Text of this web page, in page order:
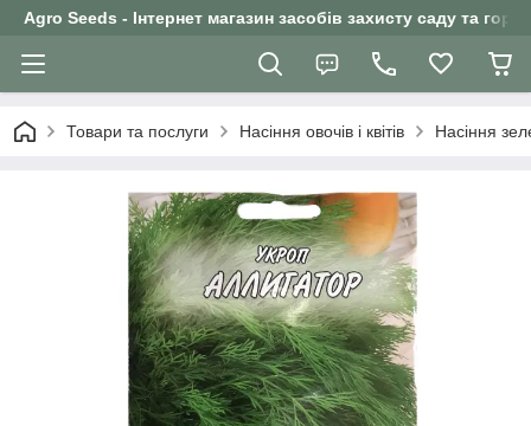
Agro Seeds - Інтернет магазин засобів захисту саду та
Товари та послуги Насіння овочів і квітів Насіння